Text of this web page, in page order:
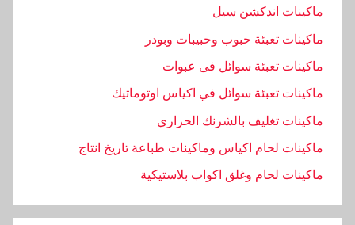
ماكينات اندكشن سيل
ماكينات تعبئة حبوب وحبيبات وبودر
ماكينات تعبئة سوائل فى عبوات
ماكينات تعبئة سوائل في اكياس اوتوماتيك
ماكينات تغليف بالشرنك الحراري
ماكينات لحام اكياس وماكينات طباعة تاريخ انتاج
ماكينات لحام وغلق اكواب بلاستيكية